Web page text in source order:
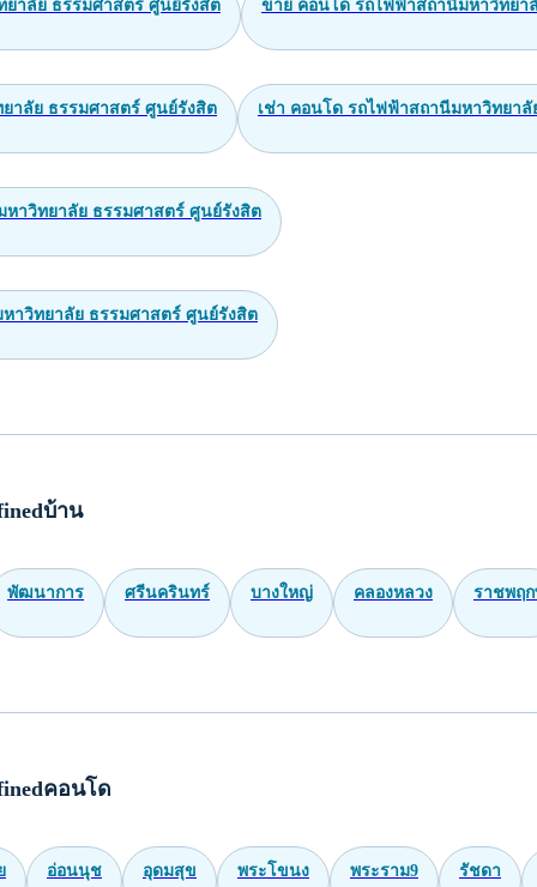
าลัย ธรรมศาสตร์ ศูนย์รังสิต ขาย คอนโด รถไฟฟ้าสถานีมหาวิทยา
าลัย ธรรมศาสตร์ ศูนย์รังสิต เช่า คอนโด รถไฟฟ้าสถานีมหาวิทยา
าวิทยาลัย ธรรมศาสตร์ ศูนย์รังสิต
าวิทยาลัย ธรรมศาสตร์ ศูนย์รังสิต
บ้าน
พัฒนาการ ศรีนครินทร์ บางใหญ่ คลองหลวง ราชพฤ
คอนโด
อ่อนนุช อุดมสุข พระโขนง พระราม9 รัชดา